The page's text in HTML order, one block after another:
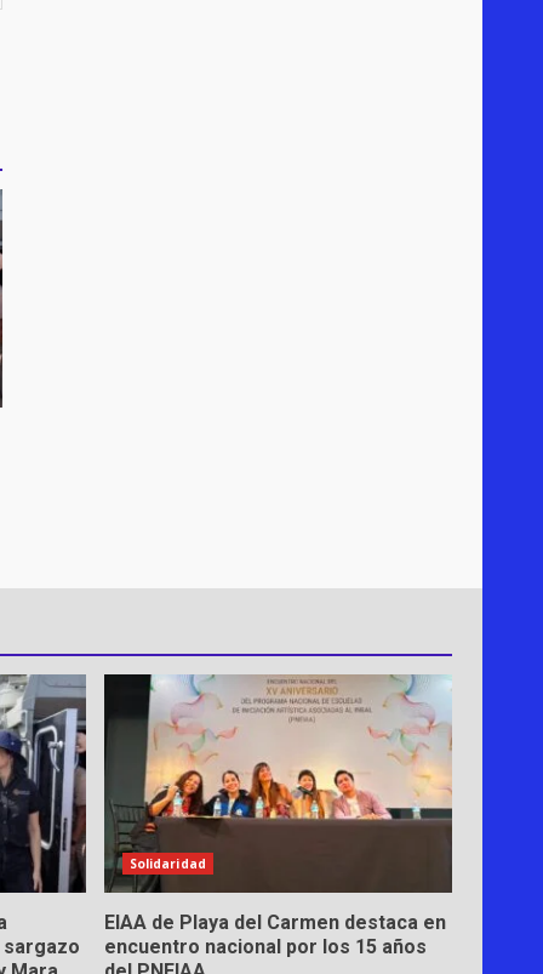
Solidaridad
EIAA de Playa del Carmen destaca en
encuentro nacional por los 15 años